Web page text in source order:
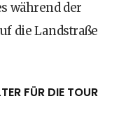
während der
die Landstraße
FÜR DIE TOUR